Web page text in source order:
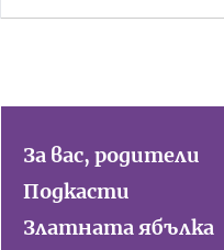
За вас, родители
Подкасти
Златната ябълка